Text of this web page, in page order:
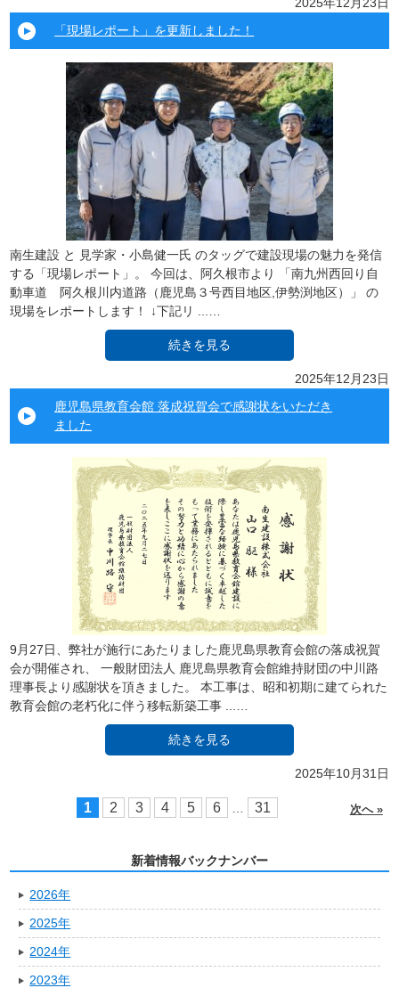
「現場レポート」を更新しました！
南生建設 と 見学家・小島健一氏 のタッグで建設現場の魅力を発信
する「現場レポート」。 今回は、阿久根市より 「南九州西回り自
動車道 阿久根川内道路（鹿児島３号西目地区,伊勢渕地区）」 の
現場をレポートします！ ↓下記リ ...…
続きを見る
2025年12月23日
鹿児島県教育会館 落成祝賀会で感謝状をいただき
ました
9月27日、弊社が施行にあたりました鹿児島県教育会館の落成祝賀
会が開催され、 一般財団法人 鹿児島県教育会館維持財団の中川路
理事長より感謝状を頂きました。 本工事は、昭和初期に建てられた
教育会館の老朽化に伴う移転新築工事 ...…
続きを見る
2025年10月31日
1 2 3 4 5 6 … 31 次へ »
新着情報バックナンバー
2026年
2025年
2024年
2023年